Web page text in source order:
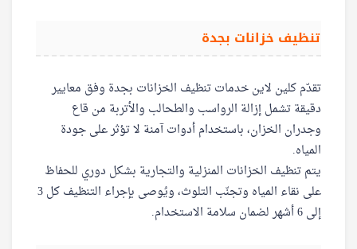
تنظيف خزانات بجدة
تقدّم كلين لاين خدمات تنظيف الخزانات بجدة وفق معايير
دقيقة تشمل إزالة الرواسب والطحالب والأتربة من قاع
وجدران الخزان، باستخدام أدوات آمنة لا تؤثر على جودة
المياه.
يتم تنظيف الخزانات المنزلية والتجارية بشكل دوري للحفاظ
على نقاء المياه وتجنّب التلوث، ويُوصى بإجراء التنظيف كل 3
إلى 6 أشهر لضمان سلامة الاستخدام.